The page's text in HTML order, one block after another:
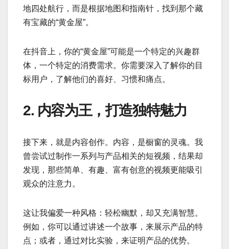
地四处航行，而是根据地图和指南针，找到那个藏
有宝藏的“黄金屋”。
在抖音上，你的“黄金屋”可能是一个特定的兴趣群
体，一个特定的消费需求。你需要深入了解你的目
标用户，了解他们的喜好、习惯和痛点。
2. 内容为王，打造独特魅力
接下来，就是内容创作。内容，是橱窗的灵魂。我
曾尝试过制作一系列与产品相关的短视频，结果却
发现，那些简单、有趣、富有创意的视频更能吸引
观众的注意力。
这让我偏爱一种风格：轻松幽默，却又充满智慧。
例如，你可以通过讲述一个故事，来展示产品的特
点；或者，通过对比实验，来证明产品的优势。